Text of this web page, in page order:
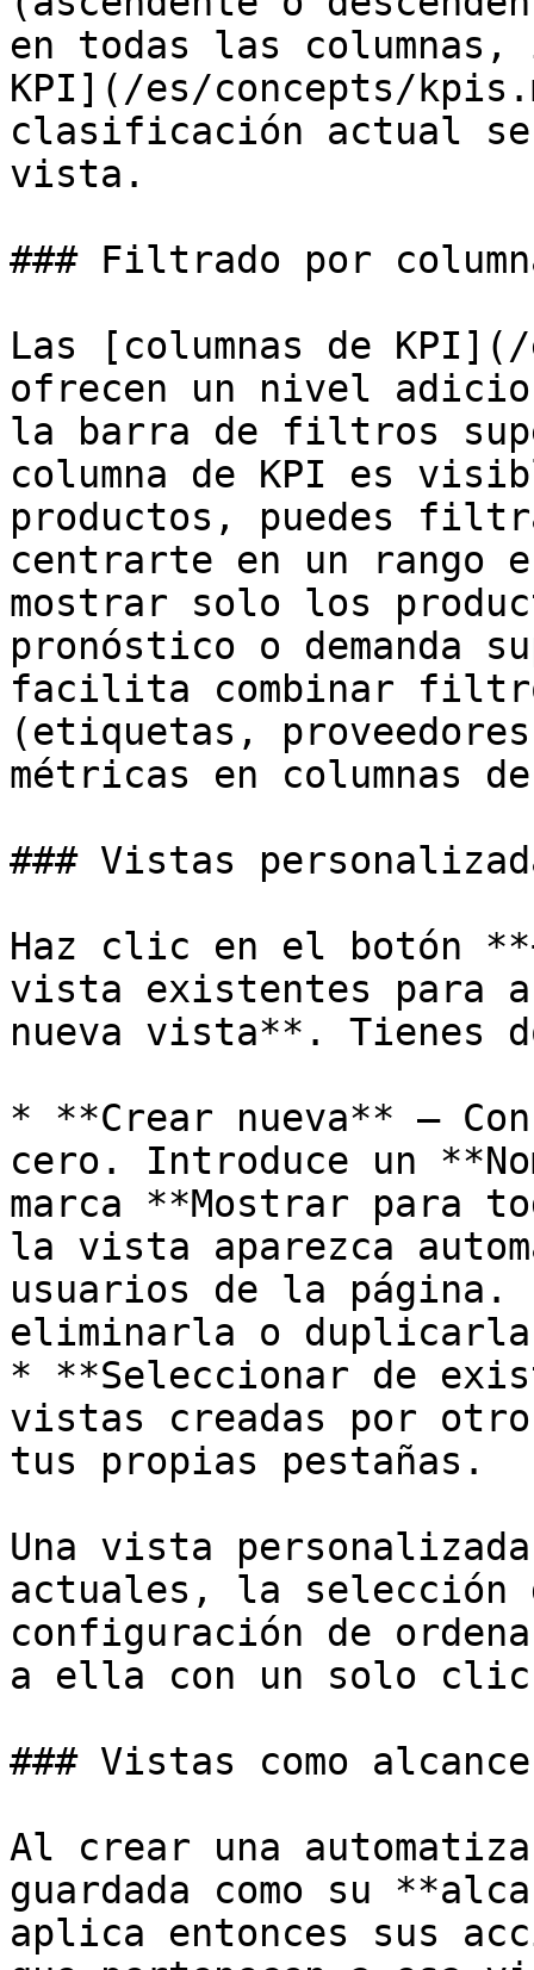
en todas las
KPI](/es/concepts/
clasificación actual se
vista.
### Filtrado por
Las [columnas de
ofrecen un nivel
la barra de filtros
columna de KPI es
productos, puedes
centrarte en un rango
mostrar solo los
pronóstico o demanda
facilita combinar
(etiquetas,
métricas en columnas
### Vistas
Haz clic en el botón
vista existentes para
nueva vista**. Tienes
* **Crear nueva** —
cero. Introduce un
marca **Mostrar para
la vista aparezca
usuarios de la página.
eliminarla o
* **Seleccionar de
vistas creadas por
tus propias pestañas.
Una vista
actuales, la selección
configuración de
a ella con un solo
### Vistas como
Al crear una
guardada como su
aplica entonces sus